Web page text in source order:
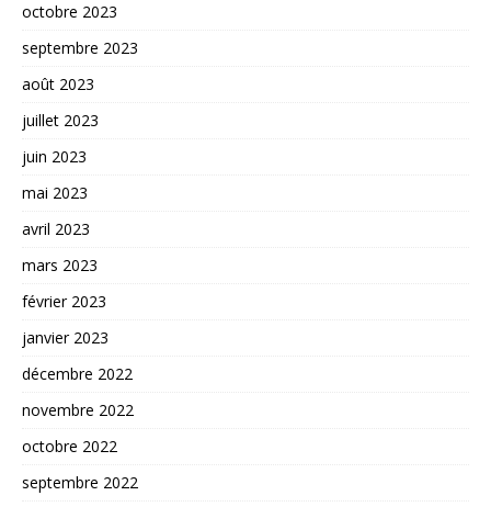
octobre 2023
septembre 2023
août 2023
juillet 2023
juin 2023
mai 2023
avril 2023
mars 2023
février 2023
janvier 2023
décembre 2022
novembre 2022
octobre 2022
septembre 2022